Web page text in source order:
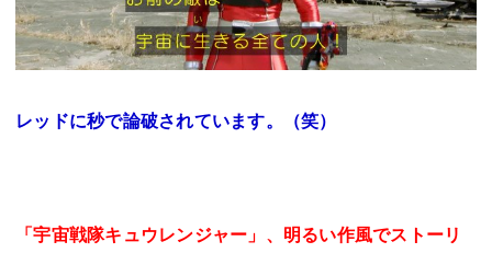
レッドに秒で論破されています。（笑）
「宇宙戦隊キュウレンジャー」、明るい作風でストーリ